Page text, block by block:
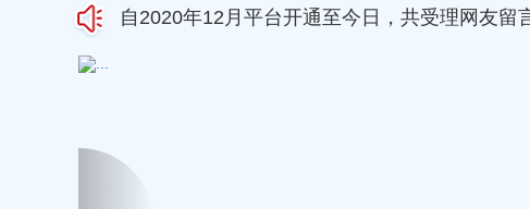
自 2020年12月 平台开通至今日，共受理网友留
Previous